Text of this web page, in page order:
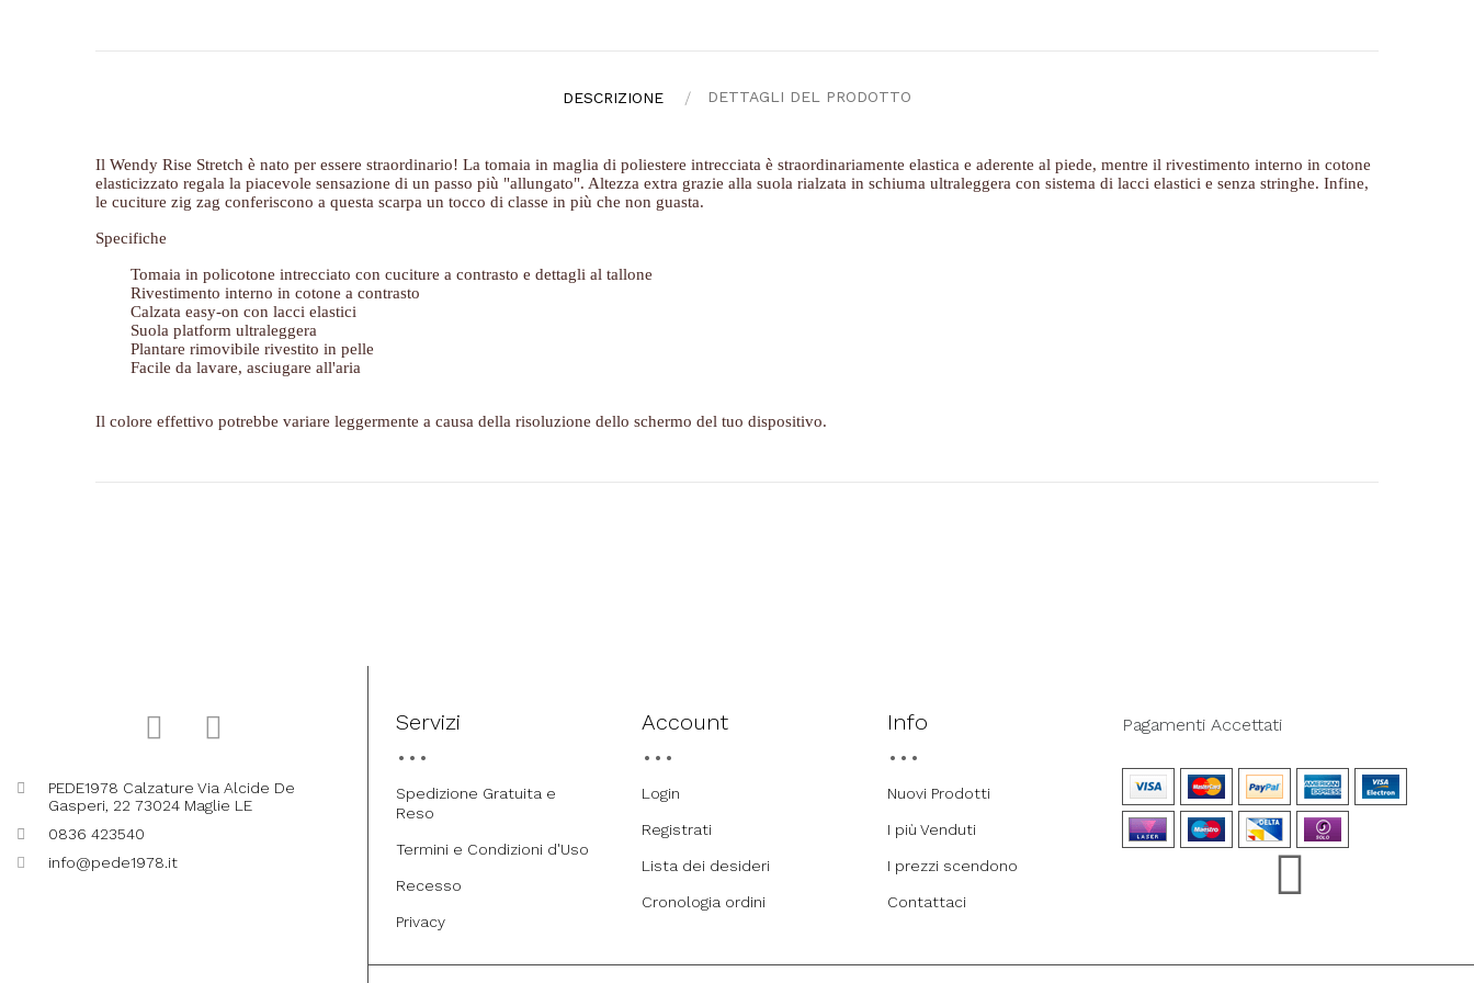
DESCRIZIONE DETTAGLI DEL PRODOTTO
Il Wendy Rise Stretch è nato per essere straordinario! La tomaia in maglia di poliestere intrecciata è straordinariamente elastica e aderente al piede, mentre il rivestimento interno in cotone
elasticizzato regala la piacevole sensazione di un passo più "allungato". Altezza extra grazie alla suola rialzata in schiuma ultraleggera con sistema di lacci elastici e senza stringhe. Infine,
le cuciture zig zag conferiscono a questa scarpa un tocco di classe in più che non guasta.
Specifiche
Tomaia in policotone intrecciato con cuciture a contrasto e dettagli al tallone
Rivestimento interno in cotone a contrasto
Calzata easy-on con lacci elastici
Suola platform ultraleggera
Plantare rimovibile rivestito in pelle
Facile da lavare, asciugare all'aria
Il colore effettivo potrebbe variare leggermente a causa della risoluzione dello schermo del tuo dispositivo.
PEDE1978 Calzature Via Alcide De
Gasperi, 22 73024 Maglie LE
0836 423540
info@pede1978.it
Servizi
Spedizione Gratuita e
Reso
Termini e Condizioni d'Uso
Recesso
Privacy
Account
Login
Registrati
Lista dei desideri
Cronologia ordini
Info
Nuovi Prodotti
I più Venduti
I prezzi scendono
Contattaci
Pagamenti Accettati